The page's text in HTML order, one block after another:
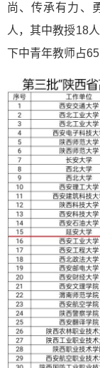
尚、传承有力、
人，其中教授18
下中青年教师占